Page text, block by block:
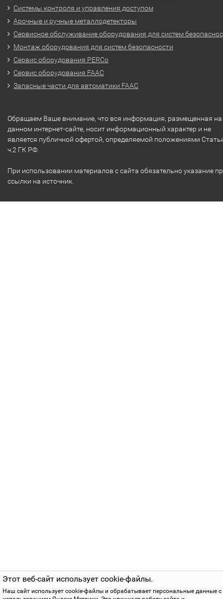
Этот веб-сайт использует cookie-файлы.
Наш сайт использует cookie-файлы и обрабатывает персональные данные с
Системы контроля и управления доступом
Арочные и ручные металлодетекторы
Сервисное обслуживание оборудования для систем
Монтаж оборудования для систем безопасности
Сервис оборудования PERCo
Сервис оборудования FAAC
Запасные части для автоматики FAAC
Обращаем Ваше внимание, что вся информация, размещенная на
данном интернет-сайте, носит информационный характер и не
является публичной офертой, определяемой положениями
ч.2 ГК РФ.
При использовании материалов с сайта обязательно указание
ссылки на источник.